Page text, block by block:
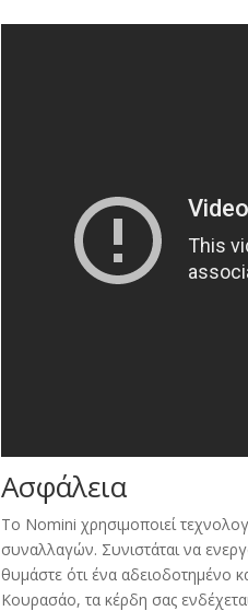
Ασφάλεια
Το Nomini χρησιμοποιεί
συναλλαγών. Συνιστάται να
θυμάστε ότι ένα αδειοδοτημένο
Κουρασάο,τα κέρδη σας